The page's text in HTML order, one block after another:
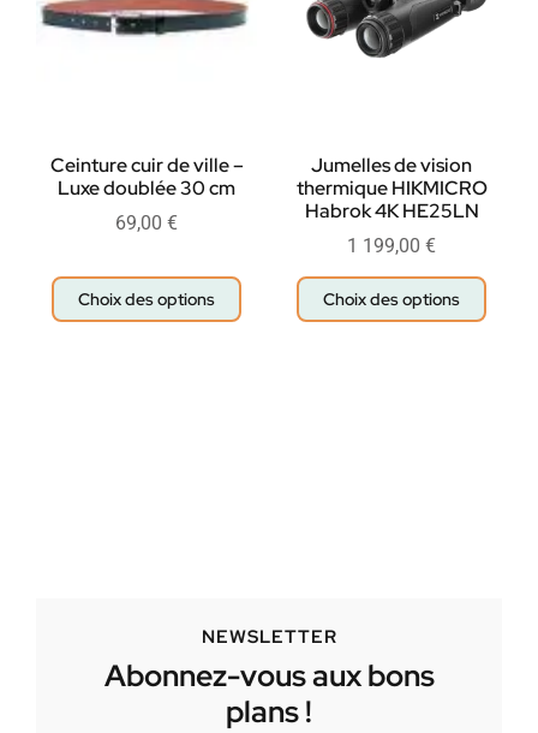
Ceinture cuir de ville –
Luxe doublée 30 cm
69,00 €
Choix des options
Jumelles de vision
thermique HIKMICRO
Habrok 4K HE25LN
1 199,00 €
Choix des options
NEWSLETTER
Abonnez-vous aux bons
plans !